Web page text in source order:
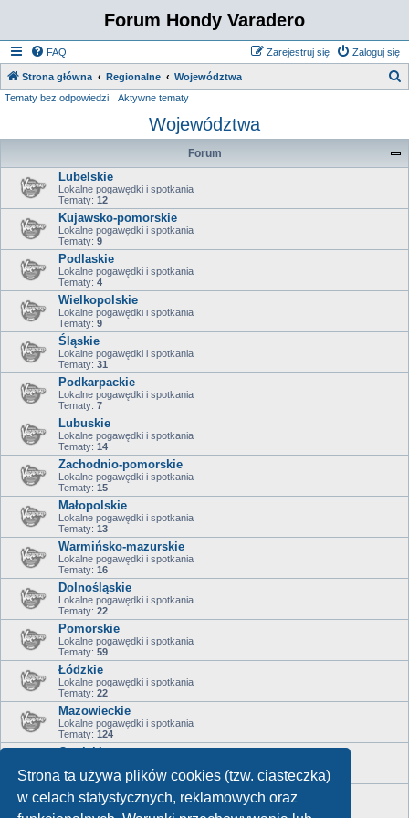
Strona ta używa plików cookies (tzw. ciasteczka)
w celach statystycznych, reklamowych oraz
Forum Hondy Varadero
FAQ Zaloguj się
Zarejestruj się
Strona główna Regionalne Województwa
k
Tematy bez odpowiedzi Aktywne tematy
Województwa
Forum
Lubelskie
Lokalne pogawędki i spotkania
Tematy: 12
Kujawsko-pomorskie
Lokalne pogawędki i spotkania
Tematy: 9
Podlaskie
Lokalne pogawędki i spotkania
Tematy: 4
Wielkopolskie
Lokalne pogawędki i spotkania
Tematy: 9
Śląskie
Lokalne pogawędki i spotkania
Tematy: 31
Podkarpackie
Lokalne pogawędki i spotkania
Tematy: 7
Lubuskie
Lokalne pogawędki i spotkania
Tematy: 14
Zachodnio-pomorskie
Lokalne pogawędki i spotkania
Tematy: 15
Małopolskie
Lokalne pogawędki i spotkania
Tematy: 13
Warmińsko-mazurskie
Lokalne pogawędki i spotkania
Tematy: 16
Dolnośląskie
Lokalne pogawędki i spotkania
Tematy: 22
Pomorskie
Lokalne pogawędki i spotkania
Tematy: 59
Łódzkie
Lokalne pogawędki i spotkania
Tematy: 22
Mazowieckie
Lokalne pogawędki i spotkania
Tematy: 124
Opolskie
Tematy:1
Świętokrzyskie
Lokalne pogawędki i spotkania